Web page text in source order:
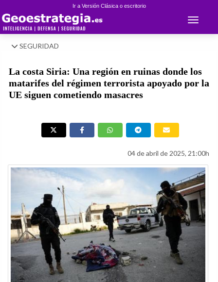
Ir a Versión Clásica o escritorio
Toggle
SEGURIDAD
La costa Siria: Una región en ruinas donde los
matarifes del régimen terrorista apoyado por la
UE siguen cometiendo masacres
04 de abril de 2025, 21:00h